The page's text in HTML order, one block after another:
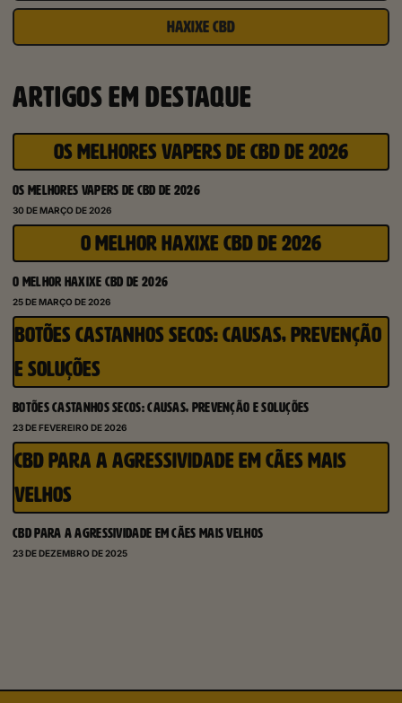
HAXIXE CBD
ARTIGOS EM DESTAQUE
OS MELHORES VAPERS DE CBD DE 2026
OS MELHORES VAPERS DE CBD DE 2026
30 DE MARÇO DE 2026
O MELHOR HAXIXE CBD DE 2026
O MELHOR HAXIXE CBD DE 2026
25 DE MARÇO DE 2026
BOTÕES CASTANHOS SECOS: CAUSAS, PREVENÇÃO
E SOLUÇÕES
BOTÕES CASTANHOS SECOS: CAUSAS, PREVENÇÃO E SOLUÇÕES
23 DE FEVEREIRO DE 2026
CBD PARA A AGRESSIVIDADE EM CÃES MAIS
VELHOS
CBD PARA A AGRESSIVIDADE EM CÃES MAIS VELHOS
23 DE DEZEMBRO DE 2025